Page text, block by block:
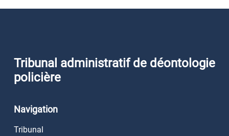
Tribunal administratif de déontologie
policière
Navigation
Tribunal